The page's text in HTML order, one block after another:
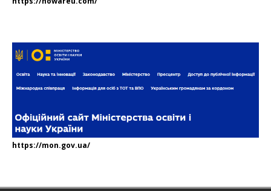
https://mon.gov.ua/